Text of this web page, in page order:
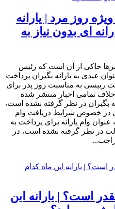
روز مرد | یارانه
ای بدون نیاز به
حاکی از آن است که رئیس
عیدی به یارانه بگیران پرداخت
رییسی به مناسبت روز پدر برای
خلاف تمامی اخبار منتشر شده
بگیران در نظر گرفته نشده است،
در خصوص شرایط دریافت وام
عنوان وام یارانه برای پرداخت به
در نظر گرفته نشده است، در
است؟ | یارانه این